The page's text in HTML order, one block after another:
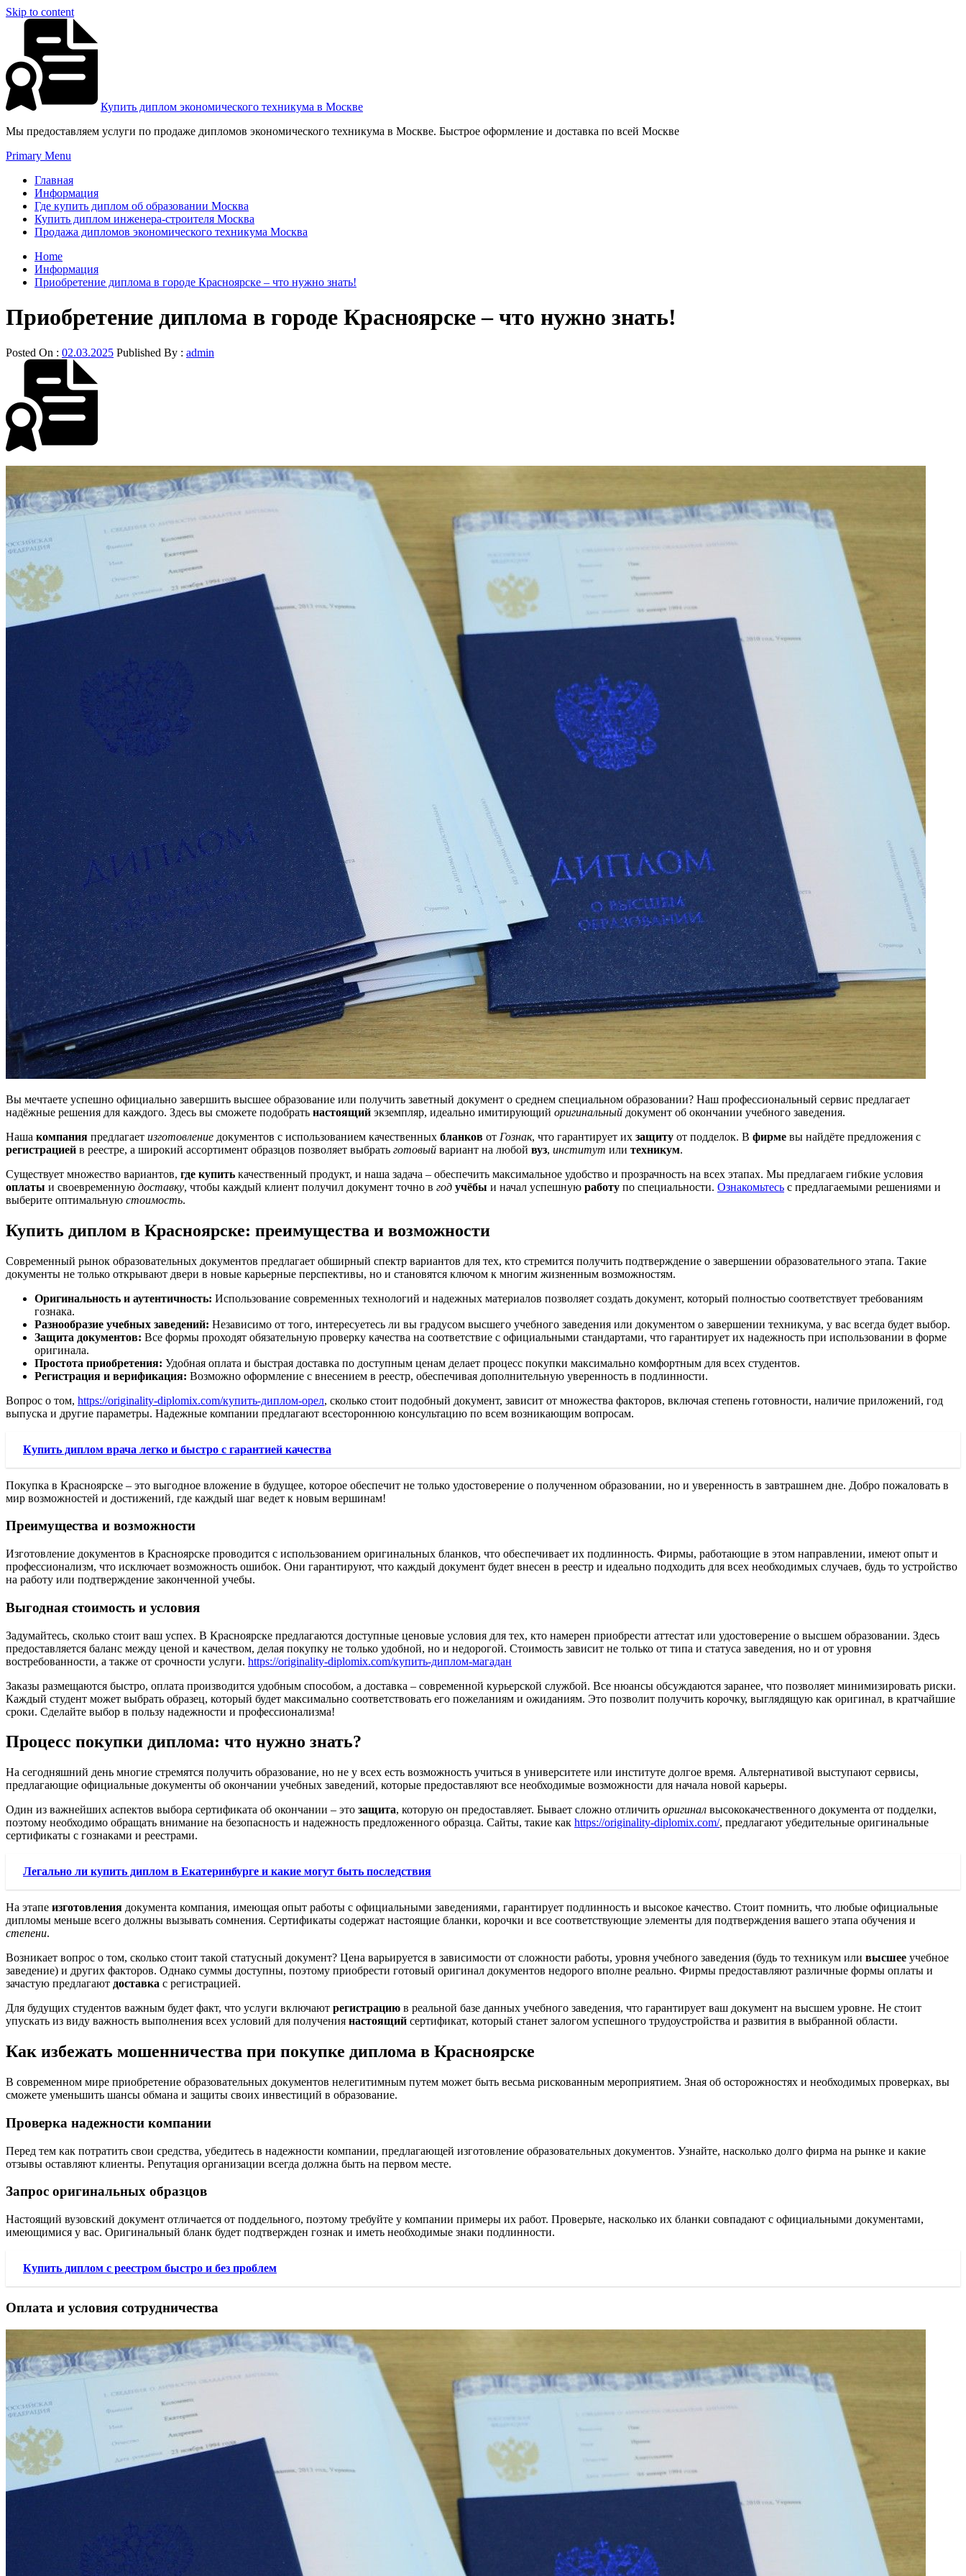
Skip to content
Купить диплом экономического техникума в Москве
Мы предоставляем услуги по продаже дипломов экономического техникума в Москве. Быстрое оформление и доставка по всей Москве
Primary Menu
Главная
Информация
Где купить диплом об образовании Москва
Купить диплом инженера-строителя Москва
Продажа дипломов экономического техникума Москва
Home
Информация
Приобретение диплома в городе Красноярске – что нужно знать!
Приобретение диплома в городе Красноярске – что нужно знать!
Posted On : 02.03.2025 Published By : admin
Вы мечтаете успешно официально завершить высшее образование или получить заветный документ о среднем специальном образовании? Наш профессиональный сервис предлагает
надёжные решения для каждого. Здесь вы сможете подобрать настоящий экземпляр, идеально имитирующий оригинальный документ об окончании учебного заведения.
Наша компания предлагает изготовление документов с использованием качественных бланков от Гознак, что гарантирует их защиту от подделок. В фирме вы найдёте предложения с
регистрацией в реестре, а широкий ассортимент образцов позволяет выбрать готовый вариант на любой вуз, институт или техникум.
Существует множество вариантов, где купить качественный продукт, и наша задача – обеспечить максимальное удобство и прозрачность на всех этапах. Мы предлагаем гибкие условия
оплаты и своевременную доставку, чтобы каждый клиент получил документ точно в год учёбы и начал успешную работу по специальности. Ознакомьтесь с предлагаемыми решениями и
выберите оптимальную стоимость.
Купить диплом в Красноярске: преимущества и возможности
Современный рынок образовательных документов предлагает обширный спектр вариантов для тех, кто стремится получить подтверждение о завершении образовательного этапа. Такие
документы не только открывают двери в новые карьерные перспективы, но и становятся ключом к многим жизненным возможностям.
Оригинальность и аутентичность: Использование современных технологий и надежных материалов позволяет создать документ, который полностью соответствует требованиям
гознака.
Разнообразие учебных заведений: Независимо от того, интересуетесь ли вы градусом высшего учебного заведения или документом о завершении техникума, у вас всегда будет выбор.
Защита документов: Все формы проходят обязательную проверку качества на соответствие с официальными стандартами, что гарантирует их надежность при использовании в форме
оригинала.
Простота приобретения: Удобная оплата и быстрая доставка по доступным ценам делает процесс покупки максимально комфортным для всех студентов.
Регистрация и верификация: Возможно оформление с внесением в реестр, обеспечивая дополнительную уверенность в подлинности.
Вопрос о том, https://originality-diplomix.com/купить-диплом-орел, сколько стоит подобный документ, зависит от множества факторов, включая степень готовности, наличие приложений, год
выпуска и другие параметры. Надежные компании предлагают всестороннюю консультацию по всем возникающим вопросам.
Купить диплом врача легко и быстро с гарантией качества
Покупка в Красноярске – это выгодное вложение в будущее, которое обеспечит не только удостоверение о полученном образовании, но и уверенность в завтрашнем дне. Добро пожаловать в
мир возможностей и достижений, где каждый шаг ведет к новым вершинам!
Преимущества и возможности
Изготовление документов в Красноярске проводится с использованием оригинальных бланков, что обеспечивает их подлинность. Фирмы, работающие в этом направлении, имеют опыт и
профессионализм, что исключает возможность ошибок. Они гарантируют, что каждый документ будет внесен в реестр и идеально подходить для всех необходимых случаев, будь то устройство
на работу или подтверждение законченной учебы.
Выгодная стоимость и условия
Задумайтесь, сколько стоит ваш успех. В Красноярске предлагаются доступные ценовые условия для тех, кто намерен приобрести аттестат или удостоверение о высшем образовании. Здесь
предоставляется баланс между ценой и качеством, делая покупку не только удобной, но и недорогой. Стоимость зависит не только от типа и статуса заведения, но и от уровня
востребованности, а также от срочности услуги. https://originality-diplomix.com/купить-диплом-магадан
Заказы размещаются быстро, оплата производится удобным способом, а доставка – современной курьерской службой. Все нюансы обсуждаются заранее, что позволяет минимизировать риски.
Каждый студент может выбрать образец, который будет максимально соответствовать его пожеланиям и ожиданиям. Это позволит получить корочку, выглядящую как оригинал, в кратчайшие
сроки. Сделайте выбор в пользу надежности и профессионализма!
Процесс покупки диплома: что нужно знать?
На сегодняшний день многие стремятся получить образование, но не у всех есть возможность учиться в университете или институте долгое время. Альтернативой выступают сервисы,
предлагающие официальные документы об окончании учебных заведений, которые предоставляют все необходимые возможности для начала новой карьеры.
Один из важнейших аспектов выбора сертификата об окончании – это защита, которую он предоставляет. Бывает сложно отличить оригинал высококачественного документа от подделки,
поэтому необходимо обращать внимание на безопасность и надежность предложенного образца. Сайты, такие как https://originality-diplomix.com/, предлагают убедительные оригинальные
сертификаты с гознаками и реестрами.
Легально ли купить диплом в Екатеринбурге и какие могут быть последствия
На этапе изготовления документа компания, имеющая опыт работы с официальными заведениями, гарантирует подлинность и высокое качество. Стоит помнить, что любые официальные
дипломы меньше всего должны вызывать сомнения. Сертификаты содержат настоящие бланки, корочки и все соответствующие элементы для подтверждения вашего этапа обучения и
степени.
Возникает вопрос о том, сколько стоит такой статусный документ? Цена варьируется в зависимости от сложности работы, уровня учебного заведения (будь то техникум или высшее учебное
заведение) и других факторов. Однако суммы доступны, поэтому приобрести готовый оригинал документов недорого вполне реально. Фирмы предоставляют различные формы оплаты и
зачастую предлагают доставка с регистрацией.
Для будущих студентов важным будет факт, что услуги включают регистрацию в реальной базе данных учебного заведения, что гарантирует ваш документ на высшем уровне. Не стоит
упускать из виду важность выполнения всех условий для получения настоящий сертификат, который станет залогом успешного трудоустройства и развития в выбранной области.
Как избежать мошенничества при покупке диплома в Красноярске
В современном мире приобретение образовательных документов нелегитимным путем может быть весьма рискованным мероприятием. Зная об осторожностях и необходимых проверках, вы
сможете уменьшить шансы обмана и защиты своих инвестиций в образование.
Проверка надежности компании
Перед тем как потратить свои средства, убедитесь в надежности компании, предлагающей изготовление образовательных документов. Узнайте, насколько долго фирма на рынке и какие
отзывы оставляют клиенты. Репутация организации всегда должна быть на первом месте.
Запрос оригинальных образцов
Настоящий вузовский документ отличается от поддельного, поэтому требуйте у компании примеры их работ. Проверьте, насколько их бланки совпадают с официальными документами,
имеющимися у вас. Оригинальный бланк будет подтвержден гознак и иметь необходимые знаки подлинности.
Купить диплом с реестром быстро и без проблем
Оплата и условия сотрудничества